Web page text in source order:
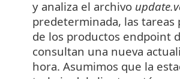
y analiza el archivo
predeterminada, las tareas
de los productos endpoint
consultan una nueva
hora. Asumimos que la